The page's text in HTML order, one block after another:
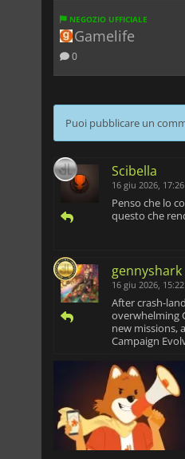
NEGOZIO UFFICIALE
Gamelife
0
Puoi pubblicare un
Scibella
16 giu 2026, 17:26
Penso che lo
questo che
gennyshark
16 giu 2026, 15:22
After crash-
overwhelming
new missions,
Campaign